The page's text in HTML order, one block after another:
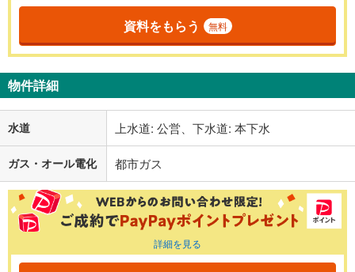
資料をもらう 無料
物件詳細
水道 上水道: 公営、下水道: 本下水
ガス・オール電化 都市ガス
詳細を見る